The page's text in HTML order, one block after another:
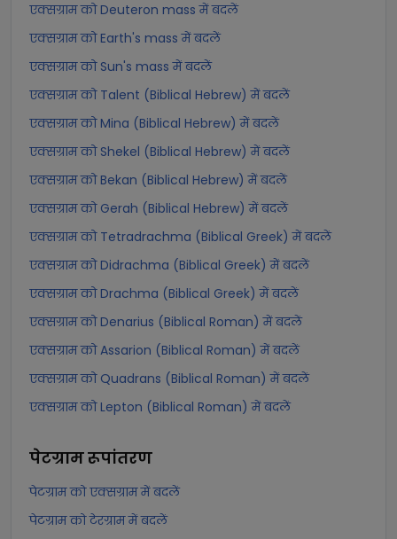
एक्सग्राम को Deuteron mass में बदलें
एक्सग्राम को Earth's mass में बदलें
एक्सग्राम को Sun's mass में बदलें
एक्सग्राम को Talent (Biblical Hebrew) में बदलें
एक्सग्राम को Mina (Biblical Hebrew) में बदलें
एक्सग्राम को Shekel (Biblical Hebrew) में बदलें
एक्सग्राम को Bekan (Biblical Hebrew) में बदलें
एक्सग्राम को Gerah (Biblical Hebrew) में बदलें
एक्सग्राम को Tetradrachma (Biblical Greek) में बदलें
एक्सग्राम को Didrachma (Biblical Greek) में बदलें
एक्सग्राम को Drachma (Biblical Greek) में बदलें
एक्सग्राम को Denarius (Biblical Roman) में बदलें
एक्सग्राम को Assarion (Biblical Roman) में बदलें
एक्सग्राम को Quadrans (Biblical Roman) में बदलें
एक्सग्राम को Lepton (Biblical Roman) में बदलें
पेटग्रामरूपांतरण
पेटग्राम को एक्सग्राम में बदलें
पेटग्राम को टेरग्राम में बदलें